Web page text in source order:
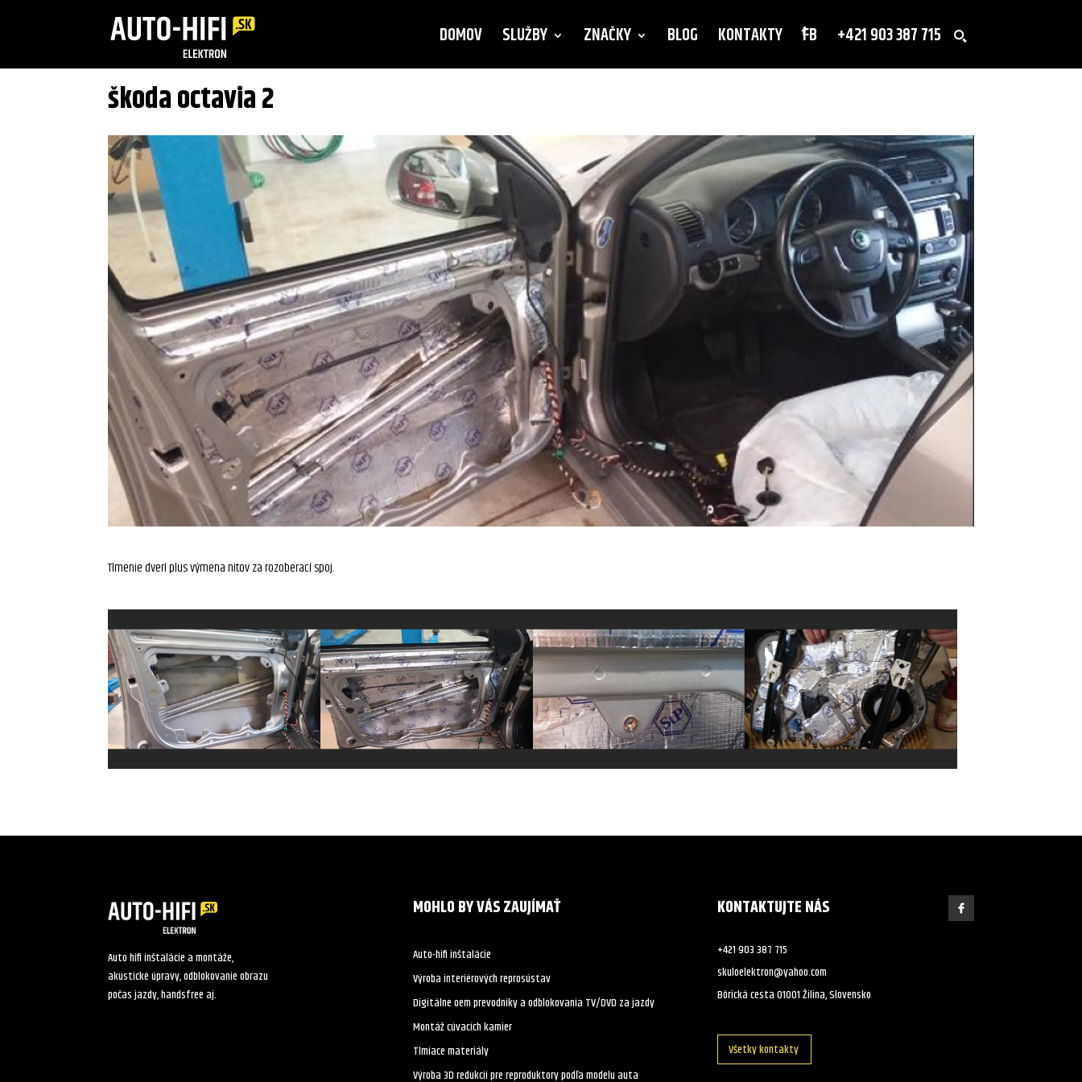
DOMOV SLUŽBY ZNAČKY BLOG KONTAKTY FB +421 903 387 715
škoda octavia 2
Tlmenie dverí plus výmena nitov za rozoberací spoj.
Auto hifi inštalácie a montáže,
akustické úpravy, odblokovanie obrazu
počas jazdy, handsfree aj.
MOHLO BY VÁS ZAUJÍMAŤ
Auto-hifi inštalácie
Výroba interiérových reprosústav
Digitálne oem prevodníky a odblokovania TV/DVD za jazdy
Montáž cúvacích kamier
Tlmiace materiály
Výroba 3D redukcií pre reproduktory podľa modelu auta
KONTAKTUJTE NÁS
+421 903 387 715
skuloelektron@yahoo.com
Bôrická cesta 01001 Žilina, Slovensko
Všetky kontakty